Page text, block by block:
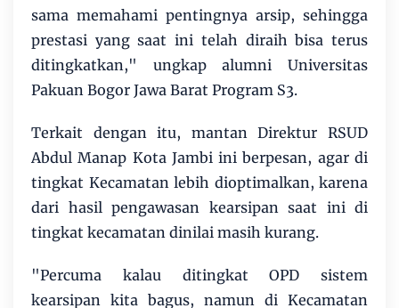
sama memahami pentingnya arsip, sehingga
prestasi yang saat ini telah diraih bisa terus
ditingkatkan," ungkap alumni Universitas
Pakuan Bogor Jawa Barat Program S3.
Terkait dengan itu, mantan Direktur RSUD
Abdul Manap Kota Jambi ini berpesan, agar di
tingkat Kecamatan lebih dioptimalkan, karena
dari hasil pengawasan kearsipan saat ini di
tingkat kecamatan dinilai masih kurang.
"Percuma kalau ditingkat OPD sistem
kearsipan kita bagus, namun di Kecamatan